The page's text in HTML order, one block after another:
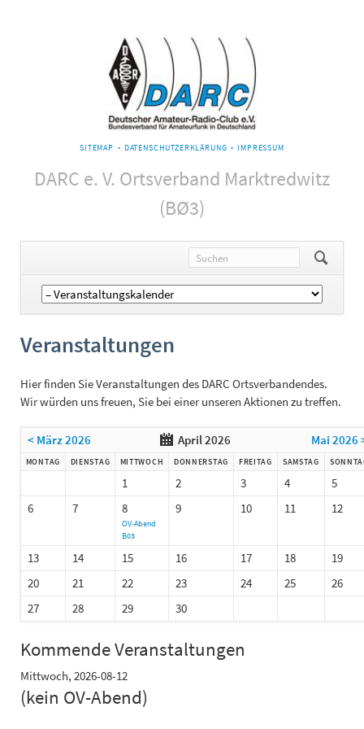
NAVIGATION
SITEMAP DATENSCHUTZERKLÄRUNG IMPRESSUM
DARC e. V. Ortsverband Marktredwitz
(BØ3)
Navigation
überspringen
Veranstaltungen
Hier finden Sie Veranstaltungen des DARC Ortsverbandendes.
Wir würden uns freuen, Sie bei einer unseren Aktionen zu treffen.
< März 2026 April 2026 Mai 2026
MONTAG DIENSTAG MITTWOCH DONNERSTAG FREITAG SAMSTAG
1 2 3 4
5
6
7 8
OV-Abend
B03
9 10 11 12
13 14 15 16 17 18
19
20
21 22 23 24 25
26
27
28 29 30
Kommende Veranstaltungen
Mittwoch, 2026-08-12
(kein OV-Abend)